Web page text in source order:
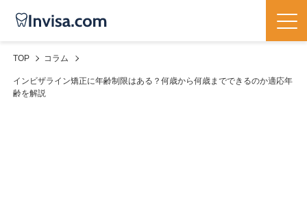
TOP コラム
インビザライン矯正に年齢制限はある？何歳から何歳までできるのか適応年
齢を解説